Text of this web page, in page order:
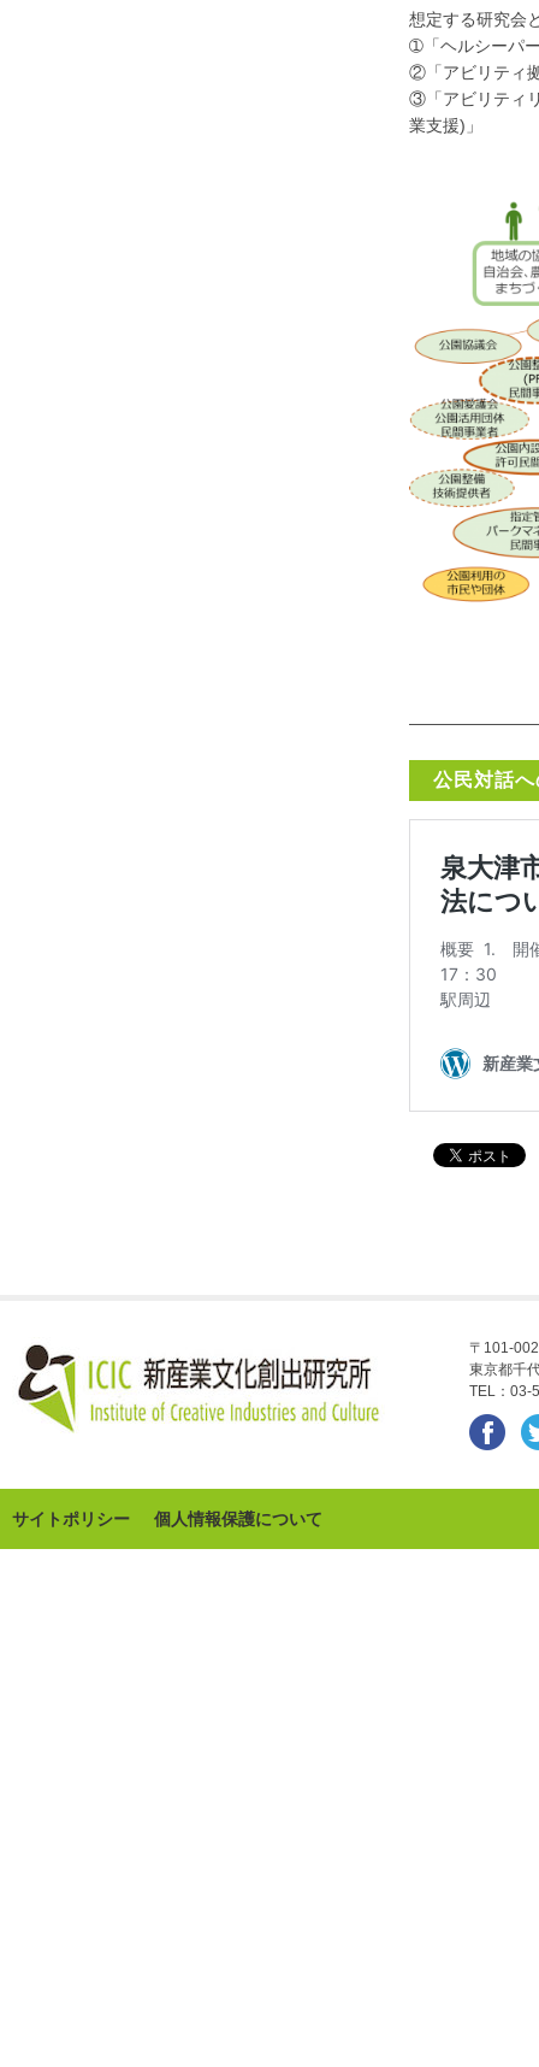
想定する研究会
➀「ヘルシーパ
②「アビリティ
③「アビリティ
業支援)」
公民対話
〒101-
東京都千
TEL：
サイトポリシー 個人情報保護について